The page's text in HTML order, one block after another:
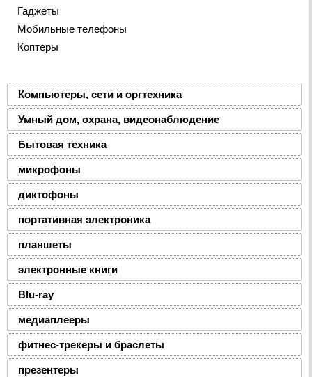
Гаджеты
Мобильные телефоны
Коптеры
Компьютеры, сети и оргтехника
Умный дом, охрана, видеонаблюдение
Бытовая техника
микрофоны
диктофоны
портативная электроника
планшеты
электронные книги
Blu-ray
медиаплееры
фитнес-трекеры и браслеты
презентеры